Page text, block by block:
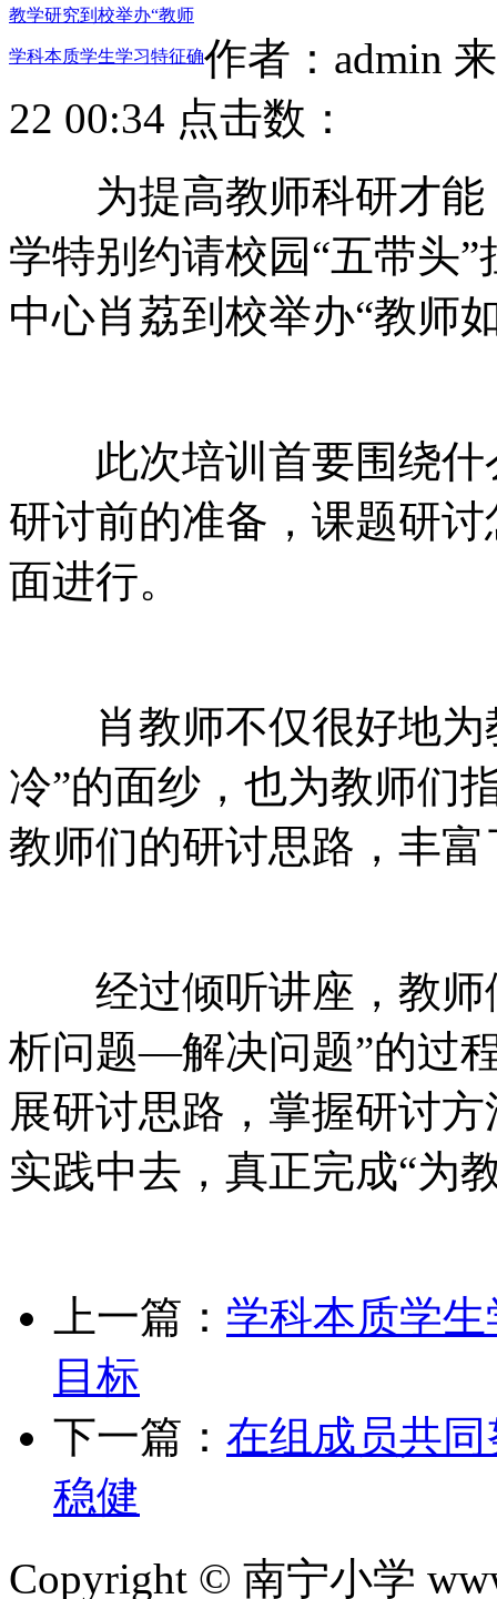
教学研究到校举办“教师
学科本质学生学习特征确作者：admin
22 00:34 点击数：
为提高教师科研才能
学特别约请校园“五带头”挂
中心肖荔到校举办“教师
此次培训首要围绕什么
研讨前的准备，课题研
面进行。
肖教师不仅很好地为
冷”的面纱，也为教师
教师们的研讨思路，丰
经过倾听讲座，教
析问题—解决问题”的过程中
展研讨思路，掌握研讨方
实践中去，真正完成“为教
上一篇： 学科本质学
目标
下一篇： 在组成员共
稳健
Copyright © 南宁小学